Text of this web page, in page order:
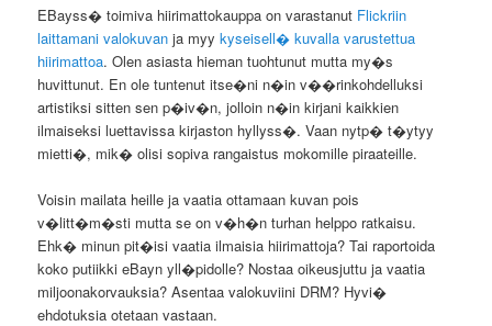
EBayss� toimiva hiirimattokauppa on varastanut Flickriin
laittamani valokuvan ja myykyseisell� kuvalla varustettua
hiirimattoa. Olen asiasta hieman tuohtunut mutta my�s
huvittunut. En ole tuntenut itse�ni n�in v��rinkohdelluksi
artistiksi sitten sen p�iv�n, jolloin n�in kirjani kaikkien
ilmaiseksi luettavissa kirjaston hyllyss�. Vaan nytp� t�ytyy
mietti�, mik� olisi sopiva rangaistus mokomille piraateille.
Voisin mailata heille ja vaatia ottamaan kuvan pois
v�litt�m�sti mutta se on v�h�n turhan helppo ratkaisu.
Ehk� minun pit�isi vaatia ilmaisia hiirimattoja? Tai raportoida
koko putiikki eBayn yll�pidolle? Nostaa oikeusjuttu ja vaatia
miljoonakorvauksia? Asentaa valokuviini DRM? Hyvi�
ehdotuksia otetaan vastaan.